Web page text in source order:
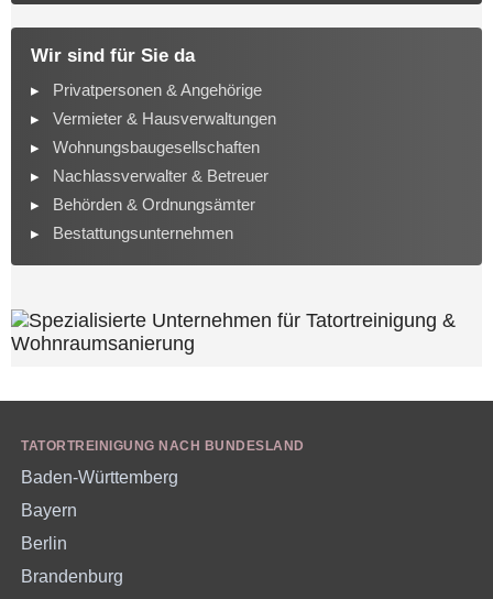
Wir sind für Sie da
Privatpersonen & Angehörige
Vermieter & Hausverwaltungen
Wohnungsbaugesellschaften
Nachlassverwalter & Betreuer
Behörden & Ordnungsämter
Bestattungsunternehmen
TATORTREINIGUNG NACH BUNDESLAND
Baden-Württemberg
Bayern
Berlin
Brandenburg